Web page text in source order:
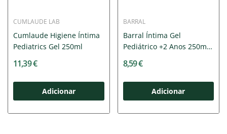
CUMLAUDE LAB
Cumlaude Higiene Íntima
Pediatrics Gel 250ml
11,39 €
Adicionar
BARRAL
Barral Íntima Gel
Pediátrico +2 Anos 250ml
8,59 €
Adicionar